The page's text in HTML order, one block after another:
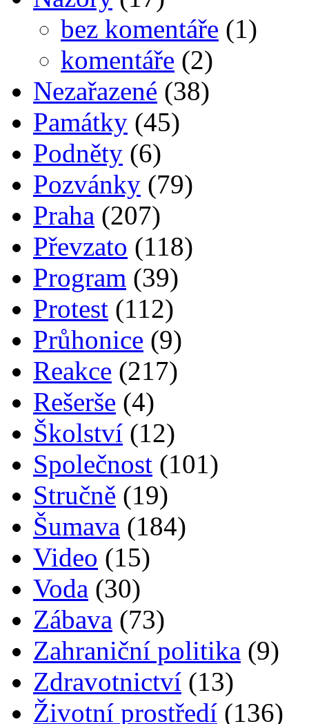
bez komentáře (1)
komentáře (2)
Nezařazené (38)
Památky (45)
Podněty (6)
Pozvánky (79)
Praha (207)
Převzato (118)
Program (39)
Protest (112)
Průhonice (9)
Reakce (217)
Rešerše (4)
Školství (12)
Společnost (101)
Stručně (19)
Šumava (184)
Video (15)
Voda (30)
Zábava (73)
Zahraniční politika (9)
Zdravotnictví (13)
Životní prostředí (136)